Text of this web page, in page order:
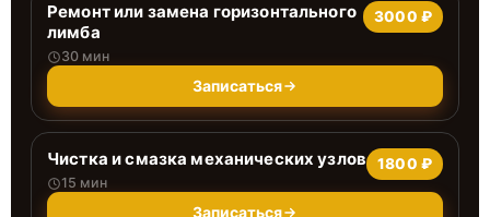
Ремонт или замена горизонтального
лимба
30 мин
3000 ₽
Записаться
Чистка и смазка механических узлов
15 мин
1800 ₽
Записаться